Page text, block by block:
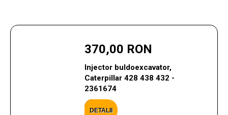
370,00 RON
Injector buldoexcavator,
Caterpillar 428 438 432 -
2361674
DETALII